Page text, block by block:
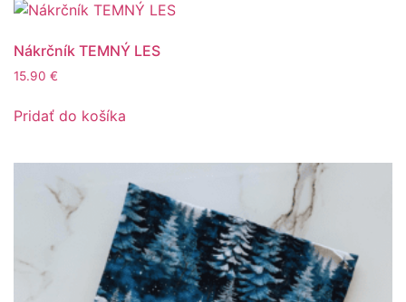
Nákrčník TEMNÝ LES
15.90 €
Pridať do košíka